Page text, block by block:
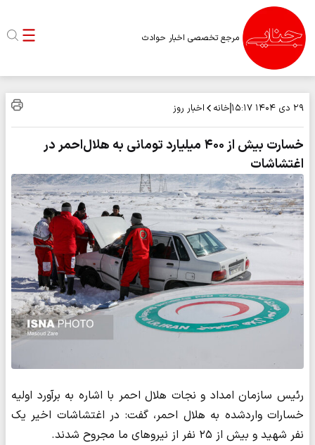
مرجع تخصصی اخبار حوادث
۲۹ دی ۱۴۰۴ ۱۵:۱۷ خانه اخبار روز
خسارت بیش از ۴۰۰ میلیارد تومانی به هلال‌احمر در
اغتشاشات
رئیس سازمان امداد و نجات هلال احمر با اشاره به برآورد اولیه
خسارات واردشده به هلال احمر، گفت: در اغتشاشات اخیر یک
نفر شهید و بیش از ۲۵ نفر از نیروهای ما مجروح شدند.